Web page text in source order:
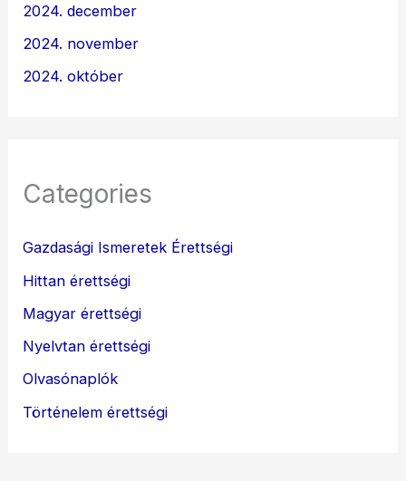
2024. december
2024. november
2024. október
Categories
Gazdasági Ismeretek Érettségi
Hittan érettségi
Magyar érettségi
Nyelvtan érettségi
Olvasónaplók
Történelem érettségi